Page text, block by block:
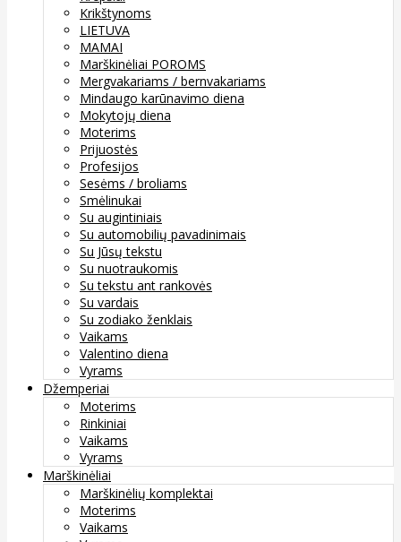
Krikštynoms
LIETUVA
MAMAI
Marškinėliai POROMS
Mergvakariams / bernvakariams
Mindaugo karūnavimo diena
Mokytojų diena
Moterims
Prijuostės
Profesijos
Sesėms / broliams
Smėlinukai
Su augintiniais
Su automobilių pavadinimais
Su Jūsų tekstu
Su nuotraukomis
Su tekstu ant rankovės
Su vardais
Su zodiako ženklais
Vaikams
Valentino diena
Vyrams
Džemperiai
Moterims
Rinkiniai
Vaikams
Vyrams
Marškinėliai
Marškinėlių komplektai
Moterims
Vaikams